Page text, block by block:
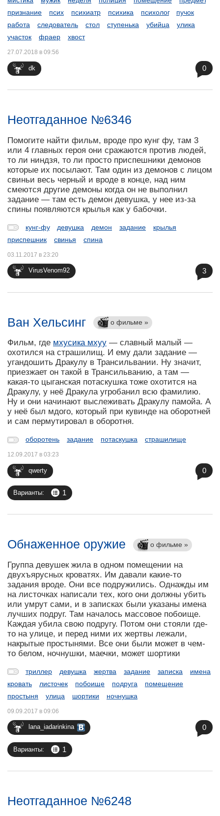
признание
псих психиатр психика психолог
пучок
работа
следователь стол ступенька убийца
улика
участок
фраер хвост
dk
27.07.2018 в 09:56
0
Неотгаданное №6346
Помогите найти фильм, вроде про кунг фу, там 3
или 4 главных героя они сражаются против людей,
то ли ниндзя, то ли просто приспешники демонов
которые их посылают. Там один из демонов с лицом
свиньи весь черный и вроде в конце, над ним
смеются другие демоны когда он не выполнил
задание — там есть демон девушка, у нее из-за
спины появляются крылья как у бабочки.
кунг-фу девушка демон задание
крылья
приспешник
свинья спина
VirusVenom92
03.11.2017 в 23:20
3
Ван Хельсинг о фильме »
Фильм, где мхусика мхуу — славный малый —
охотился на страшилищ. И ему дали задание —
угандошить Дракулу в Трансильвании. Ну значит,
приезжает он такой в Трансильванию, а там —
какая-то цыганская потаскушка тоже охотится на
Дракулу, у неё Дракула угробанил всю фамилию.
Ну и они начинают выслеживать Дракулу памойа. А
у неё был мдого, который при кувинде на оборотней
и сам пермутировал в оборотня.
оборотень задание потаскушка страшилище
qwerty
12.09.2017 в 03:23
Варианты: 1
0
Обнаженное оружие о фильме »
Группа девушек жила в одном помещении на
двухъярусных кроватях. Им давали какие-то
задания вроде. Они все подружились. Однажды им
на листочках написали тех, кого они должны убить
или умрут сами, и в записках были указаны имена
лучших подруг. Там началось массовое побоище.
Каждая убила свою подругу. Потом они стояли где-
то на улице, и перед ними их жертвы лежали,
накрытые простынями. Все они были может в чем-
то белом, ночнушки, маечки, может шортики
триллер девушка жертва задание записка
имена
кровать
листочек побоище подруга
помещение
простыня
улица шортики ночнушка
lana_iadarinkina
09.09.2017 в 09:06
Варианты: 1
0
Неотгаданное №6248